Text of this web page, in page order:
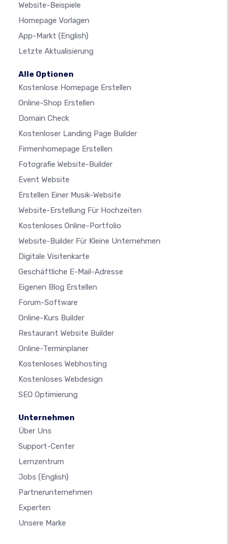
Website-Beispiele
Homepage Vorlagen
App-Markt (English)
Letzte Aktualisierung
Alle Optionen
Kostenlose Homepage Erstellen
Online-Shop Erstellen
Domain Check
Kostenloser Landing Page Builder
Firmenhomepage Erstellen
Fotografie Website-Builder
Event Website
Erstellen Einer Musik-Website
Website-Erstellung Für Hochzeiten
Kostenloses Online-Portfolio
Website-Builder Für Kleine Unternehmen
Digitale Visitenkarte
Geschäftliche E-Mail-Adresse
Eigenen Blog Erstellen
Forum-Software
Online-Kurs Builder
Restaurant Website Builder
Online-Terminplaner
Kostenloses Webhosting
Kostenloses Webdesign
SEO Optimierung
Unternehmen
Über Uns
Support-Center
Lernzentrum
Jobs (English)
Partnerunternehmen
Experten
Unsere Marke